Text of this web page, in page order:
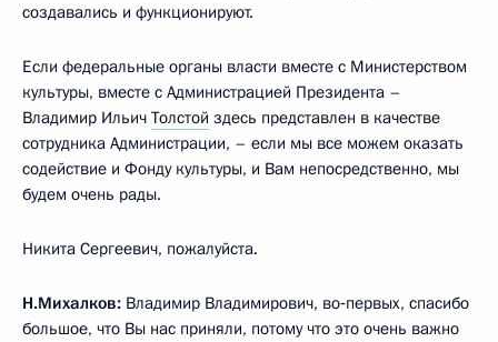
создавались и функционируют.
Если федеральные органы власти вместе с Министерством
культуры, вместе с Администрацией Президента –
Владимир Ильич Толстой здесь представлен в качестве
сотрудника Администрации, – если мы все можем оказать
содействие и Фонду культуры, и Вам непосредственно, мы
будем очень рады.
Никита Сергеевич, пожалуйста.
Н.Михалков: Владимир Владимирович, во‑первых, спасибо
большое, что Вы нас приняли, потому что это очень важно